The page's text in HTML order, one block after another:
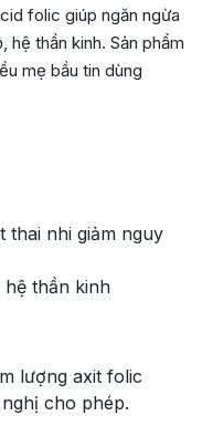
folic giúp ngăn ngừa
hệ thần kinh. Sản phẩm
mẹ bầu tin dùng
thai nhi giảm nguy
thần kinh
lượng axit folic
cho phép.